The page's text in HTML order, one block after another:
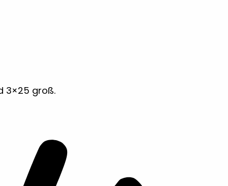
3×25 groß.